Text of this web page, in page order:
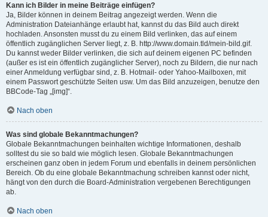
Kann ich Bilder in meine Beiträge einfügen?
Ja, Bilder können in deinem Beitrag angezeigt werden. Wenn die
Administration Dateianhänge erlaubt hat, kannst du das Bild auch direkt
hochladen. Ansonsten musst du zu einem Bild verlinken, das auf einem
öffentlich zugänglichen Server liegt, z. B. http://www.domain.tld/mein-bild.gif.
Du kannst weder Bilder verlinken, die sich auf deinem eigenen PC befinden
(außer es ist ein öffentlich zugänglicher Server), noch zu Bildern, die nur nach
einer Anmeldung verfügbar sind, z. B. Hotmail- oder Yahoo-Mailboxen, mit
einem Passwort geschützte Seiten usw. Um das Bild anzuzeigen, benutze den
BBCode-Tag „[img]“.
Nach oben
Was sind globale Bekanntmachungen?
Globale Bekanntmachungen beinhalten wichtige Informationen, deshalb
solltest du sie so bald wie möglich lesen. Globale Bekanntmachungen
erscheinen ganz oben in jedem Forum und ebenfalls in deinem persönlichen
Bereich. Ob du eine globale Bekanntmachung schreiben kannst oder nicht,
hängt von den durch die Board-Administration vergebenen Berechtigungen
ab.
Nach oben